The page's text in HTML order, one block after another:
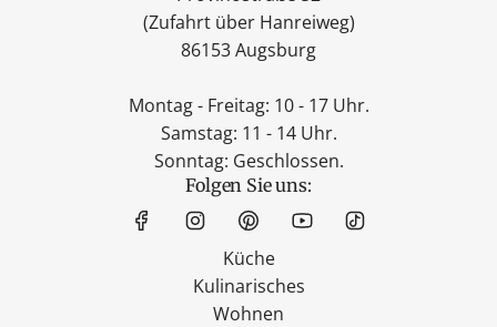
(Zufahrt über Hanreiweg)
86153 Augsburg
Montag - Freitag: 10 - 17 Uhr.
Samstag: 11 - 14 Uhr.
Sonntag: Geschlossen.
Folgen Sie uns:
Küche
Kulinarisches
Wohnen